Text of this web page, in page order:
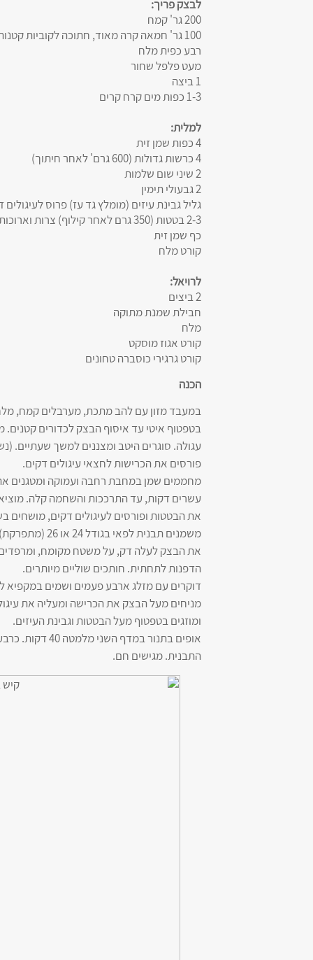
לבצק פריך:
200 גר' קמח
100 גר' חמאה קרה מאוד, חתוכה לקוביות קטנות
רבע כפית מלח
מעט פלפל שחור
1 ביצה
1-3 כפות מים קרח קרים
למלית:
4 כפות שמן זית
4 כרשות גדולות (600 גרם' לאחר חיתוך)
2 שיני שום שלמות
2 גבעולי תימין
גליל גבינת עיזים (מומלץ גד עז) פרוס לעיגולים
2-3 בטטות (350 גרם לאחר קילוף) צרות וארוכות
כף שמן זית
קורט מלח
לרויאל:
2 ביצים
חבילת שמנת מתוקה
מלח
קורט אגוז מוסקט
קורט גרגירי כוסברה טחונים
הכנה
במעבד מזון עם להב מתכת, מערבלים קמח,
בטפטוף איטי עד איסוף הבצק לכדורים קטנים.
עגולה. סוגרים היטב ומצננים למשך שעתיים.
פורסים את הכרישות לחצאי עיגולים דקים.
מחממים שמן במחבת רחבה ועמוקה ומטגנים
את הבטטות ופורסים לעיגולים דקים, מושחים
משמנים
את הבצק לעלה דק, על משטח מקומח,
הדפנות לתחתית. חותכים שוליים מיותרים.
דוקרים עם מזלג ארבע פעמים ושמים במקפיא
מניחים מעל הבצק את הכרישה ומעליה את
ומוזגים בטפטוף מעל הבטטות וגבינת העיזים.
אופים בתנור
התבנית. מגישים חם.